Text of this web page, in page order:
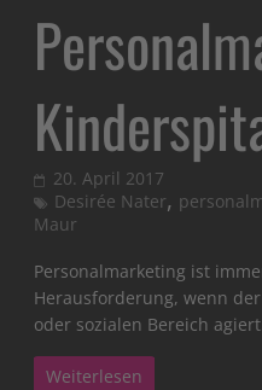
20. April 2017
Desirée Nater,
Maur
Personalmarketing ist
Herausforderung, wenn
oder sozialen Bereich
Weiterlesen